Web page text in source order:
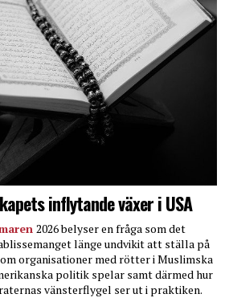
inflytande växer i USA
2026 belyser en fråga som det
länge undvikit att ställa på
organisationer med rötter i Muslimska
politik spelar samt därmed hur
vänsterflygel ser ut i praktiken.